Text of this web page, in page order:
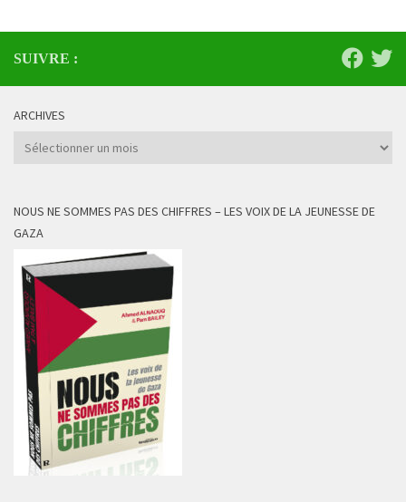
SUIVRE :
ARCHIVES
Archives
NOUS NE SOMMES PAS DES CHIFFRES – LES VOIX DE LA JEUNESSE DE
GAZA